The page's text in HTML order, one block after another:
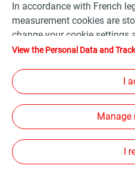
Conditions
Cookies -
Les sites de la
Accessibilité:
In accordance with French
measurement cookies are
change your cookie settings
"Manage my cookies" button.
device. If you click on
required for the site to
more information, refer to
Policy" page.
View the Personal Data and
I
Manage
I